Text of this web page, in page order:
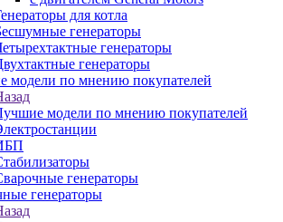
для котла
генераторы
генераторы
генераторы
модели по мнению покупателей
модели по мнению покупателей
генераторы
генераторы